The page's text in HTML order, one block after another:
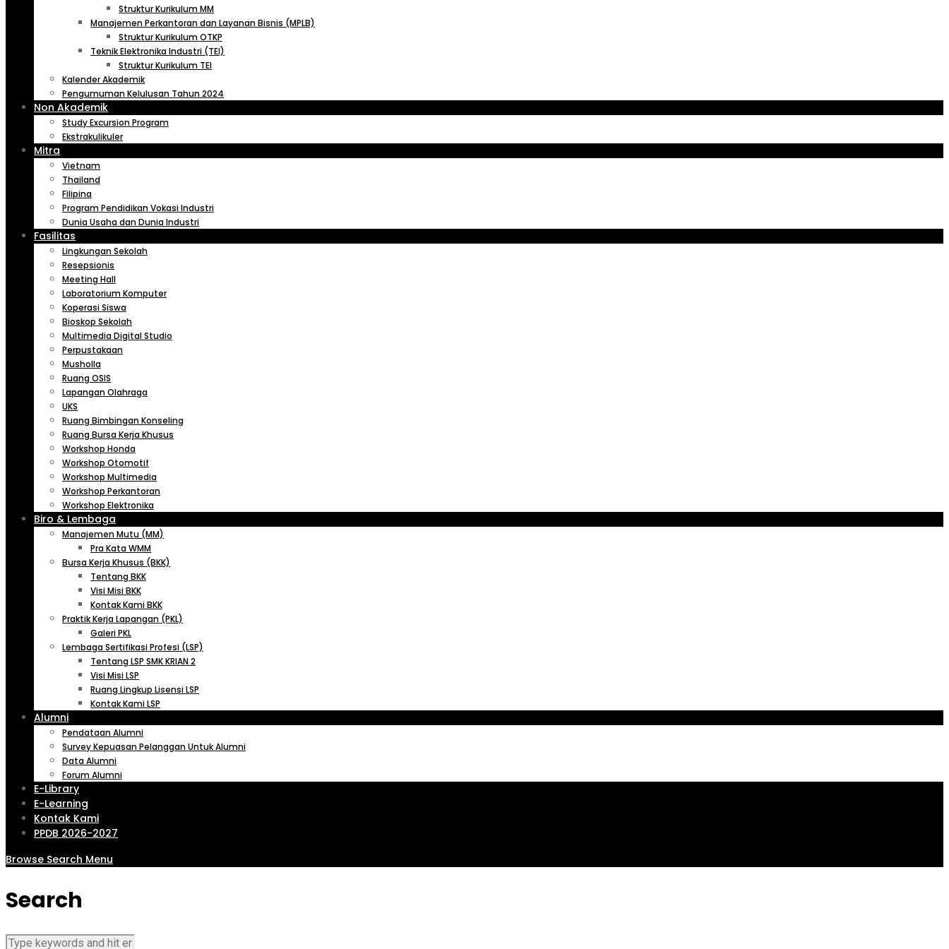
Struktur Kurikulum MM
Manajemen Perkantoran dan Layanan Bisnis (MPLB)
Struktur Kurikulum OTKP
Teknik Elektronika Industri (TEI)
Struktur Kurikulum TEI
Kalender Akademik
Pengumuman Kelulusan Tahun 2024
Non Akademik
Study Excursion Program
Ekstrakulikuler
Mitra
Vietnam
Thailand
Filipina
Program Pendidikan Vokasi Industri
Dunia Usaha dan Dunia Industri
Fasilitas
Lingkungan Sekolah
Resepsionis
Meeting Hall
Laboratorium Komputer
Koperasi Siswa
Bioskop Sekolah
Multimedia Digital Studio
Perpustakaan
Musholla
Ruang OSIS
Lapangan Olahraga
UKS
Ruang Bimbingan Konseling
Ruang Bursa Kerja Khusus
Workshop Honda
Workshop Otomotif
Workshop Multimedia
Workshop Perkantoran
Workshop Elektronika
Biro & Lembaga
Manajemen Mutu (MM)
Pra Kata WMM
Bursa Kerja Khusus (BKK)
Tentang BKK
Visi Misi BKK
Kontak Kami BKK
Praktik Kerja Lapangan (PKL)
Galeri PKL
Lembaga Sertifikasi Profesi (LSP)
Tentang LSP SMK KRIAN 2
Visi Misi LSP
Ruang Lingkup Lisensi LSP
Kontak Kami LSP
Alumni
Pendataan Alumni
Survey Kepuasan Pelanggan Untuk Alumni
Data Alumni
Forum Alumni
E-Library
E-Learning
Kontak Kami
PPDB 2026-2027
Browse Search Menu
Search